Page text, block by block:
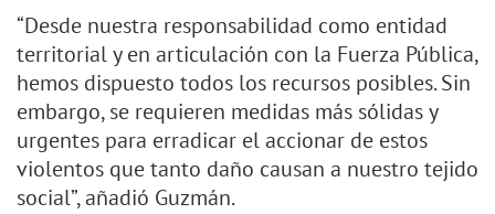
“Desde nuestra responsabilidad como entidad
territorial y en articulación con la Fuerza Pública,
hemos dispuesto todos los recursos posibles. Sin
embargo, se requieren medidas más sólidas y
urgentes para erradicar el accionar de estos
violentos que tanto daño causan a nuestro tejido
social”, añadió Guzmán.